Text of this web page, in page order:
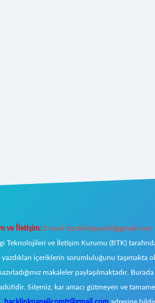
ve İletişim: E-mail: backlinkpaneli@gmail.com
Teknolojileri ve İletişim Kurumu (BTK)
içeriklerin sorumluluğunu
makaleler paylaşılmaktadır.
Sitemiz, kar amacı gütmeyen ve